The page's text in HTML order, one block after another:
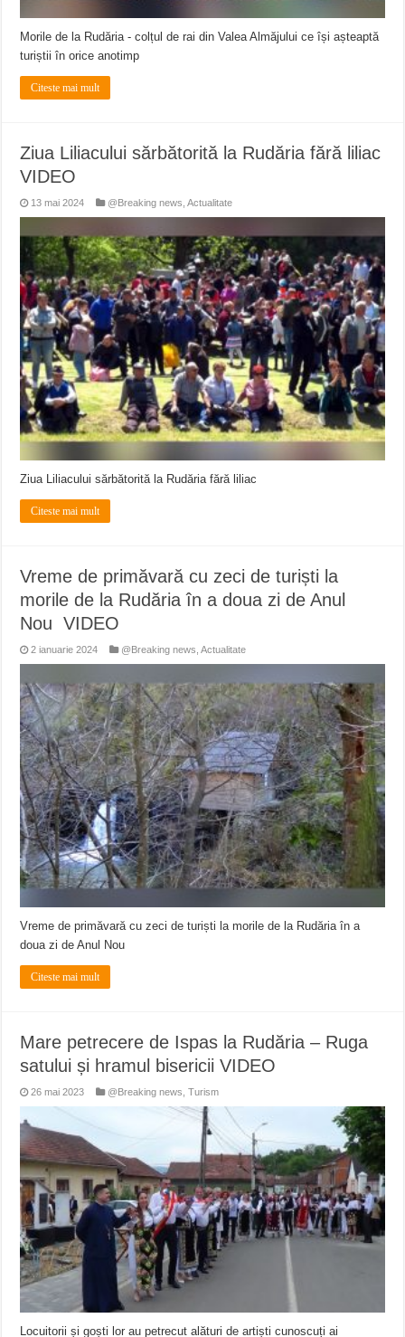
Morile de la Rudăria - colțul de rai din Valea Almăjului ce își așteaptă
turiștii în orice anotimp
Citeste mai mult
Ziua Liliacului sărbătorită la Rudăria fără liliac
VIDEO
13 mai 2024 @Breaking news ,Actualitate
Ziua Liliacului sărbătorită la Rudăria fără liliac
Citeste mai mult
Vreme de primăvară cu zeci de turiști la
morile de la Rudăria în a doua zi de Anul
Nou VIDEO
2 ianuarie 2024 @Breaking news ,Actualitate
Vreme de primăvară cu zeci de turiști la morile de la Rudăria în a
doua zi de Anul Nou
Citeste mai mult
Mare petrecere de Ispas la Rudăria – Ruga
satului și hramul bisericii VIDEO
26 mai 2023 @Breaking news ,Turism
Locuitorii și goști lor au petrecut alături de artiști cunoscuți ai